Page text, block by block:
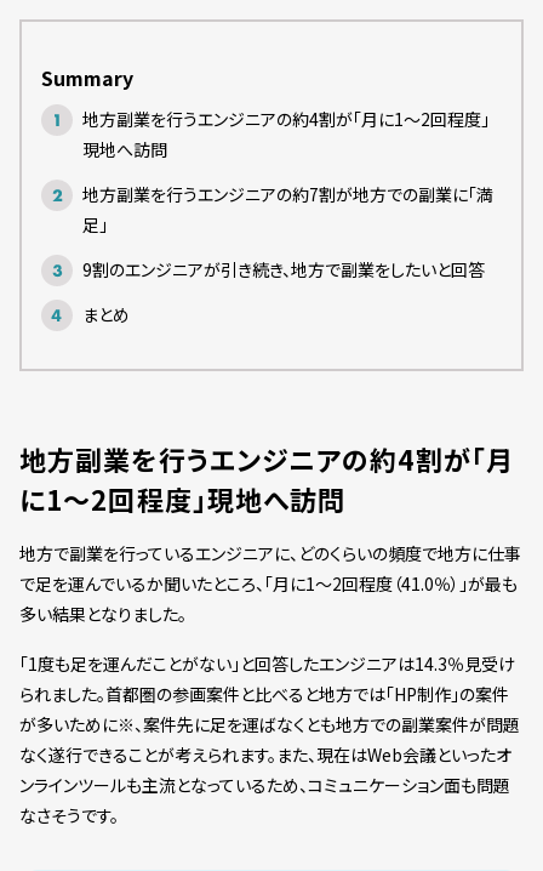
Summary
地方副業を行うエンジニアの約4割が「月に1〜2回程度」
現地へ訪問
地方副業を行うエンジニアの約7割が地方での副業に「満
足」
9割のエンジニアが引き続き、地方で副業をしたいと回答
まとめ
地方副業を行うエンジニアの約4割が「月
に1〜2回程度」現地へ訪問
地方で副業を行っているエンジニアに、どのくらいの頻度で地方に仕事
で足を運んでいるか聞いたところ、「月に1〜2回程度（41.0％）」が最も
多い結果となりました。
「1度も足を運んだことがない」と回答したエンジニアは14.3％見受け
られました。首都圏の参画案件と比べると地方では「HP制作」の案件
が多いために※、案件先に足を運ばなくとも地方での副業案件が問題
なく遂行できることが考えられます。また、現在はWeb会議といったオ
ンラインツールも主流となっているため、コミュニケーション面も問題
なさそうです。